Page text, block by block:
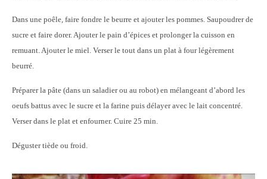
Dans une poêle, faire fondre le beurre et ajouter les pommes. Saupoudrer de
sucre et faire dorer. Ajouter le pain d’épices et prolonger la cuisson en
remuant. Ajouter le miel. Verser le tout dans un plat à four légèrement
beurré.
Préparer la pâte (dans un saladier ou au robot) en mélangeant d’abord les
oeufs battus avec le sucre et la farine puis délayer avec le lait concentré.
Verser dans le plat et enfourner. Cuire 25 min.
Déguster tiède ou froid.